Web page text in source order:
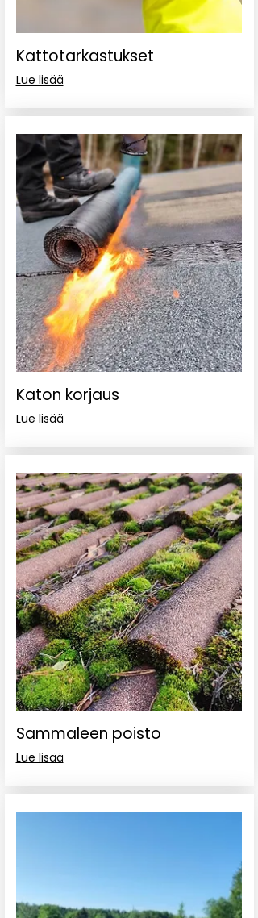
Kattotarkastukset
Lue lisää
Katon korjaus
Lue lisää
Sammaleen poisto
Lue lisää